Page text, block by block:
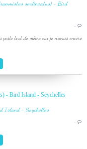
…
poste tout de même car je n'avais encore
- Bird Island - Seychelles
…